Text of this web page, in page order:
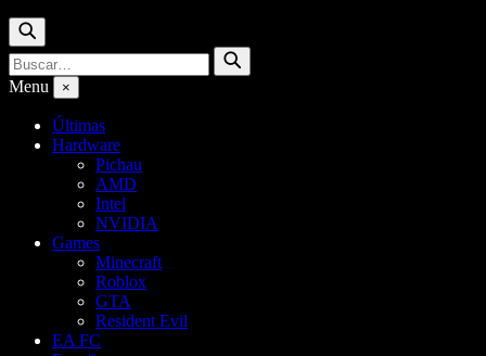
Buscar
Buscar
por:
Buscar
Menu ×
Últimas
Hardware
Pichau
AMD
Intel
NVIDIA
Games
Minecraft
Roblox
GTA
Resident Evil
EA FC